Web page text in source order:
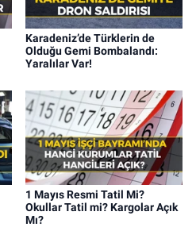
Karadeniz’de Türklerin de
Olduğu Gemi Bombalandı:
Yaralılar Var!
1 Mayıs Resmi Tatil Mi?
Okullar Tatil mi? Kargolar Açık
Mı?